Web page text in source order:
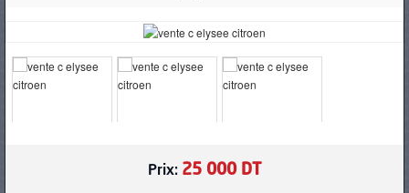
Prix: 25 000 DT